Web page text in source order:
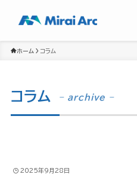
ホーム コラム
コラム – archive –
2025年9月28日